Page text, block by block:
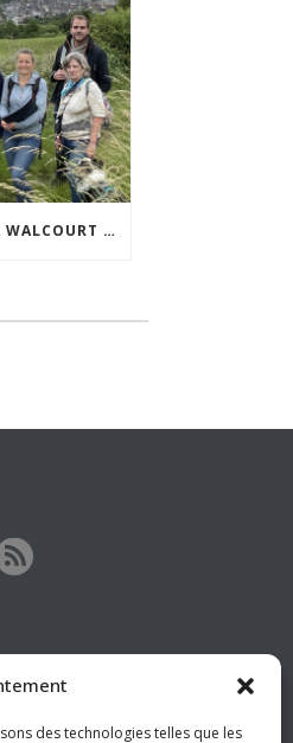
des technologies telles que les
VISITE PARTAGÉE À WALCOURT : UNE DÉMARCHE PARTICIPATIVE ANIMÉE PAR ESPACE ENVIRONNEMENT